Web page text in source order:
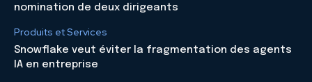
nomination de deux dirigeants
Produits et Services
Snowflake veut éviter la fragmentation des agents
IA en entreprise